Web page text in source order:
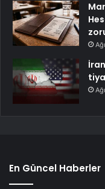
En Güncel Haberler